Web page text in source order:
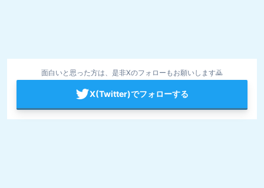
面白いと思った方は、是非Xのフォローもお願いします🙇
X(Twitter)でフォローする